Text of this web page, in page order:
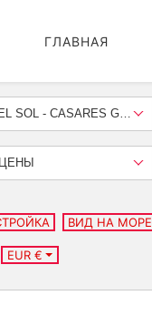
ГЛАВНАЯ
CASARES DEL SOL - CASARES GOLF
ВИД НА МОРЕ
EUR €